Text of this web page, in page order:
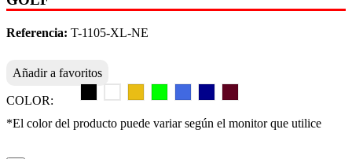
Referencia: T-1105-XL-NE
Añadir a favoritos
COLOR:
*El color del producto puede variar según el monitor que utilice